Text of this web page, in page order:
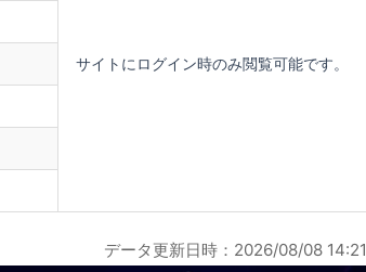
サイトにログイン時のみ閲覧可能です。
データ更新日時：2026/08/08 14:21